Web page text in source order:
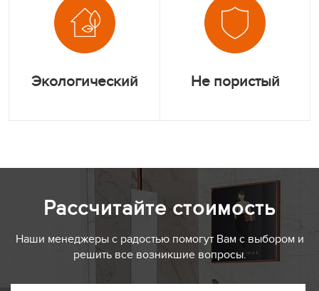
Экологический Не пористый
Рассчитайте стоимость
Наши менеджеры с радостью помогут Вам с выбором и
решить все возникшие вопросы.